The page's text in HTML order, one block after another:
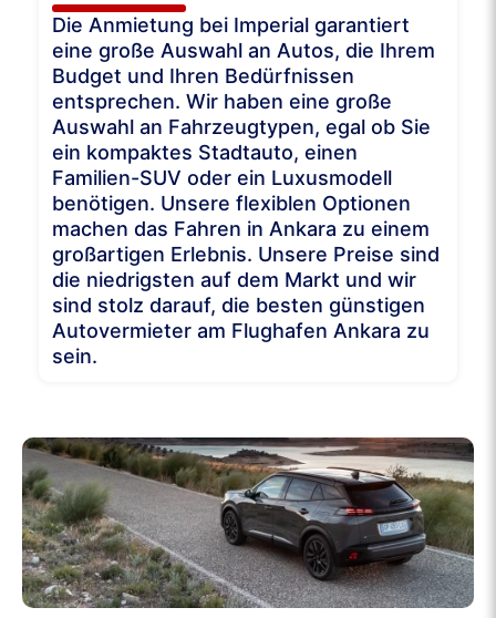
Die Anmietung bei Imperial garantiert
eine große Auswahl an Autos, die Ihrem
Budget und Ihren Bedürfnissen
entsprechen. Wir haben eine große
Auswahl an Fahrzeugtypen, egal ob Sie
ein kompaktes Stadtauto, einen
Familien-SUV oder ein Luxusmodell
benötigen. Unsere flexiblen Optionen
machen das Fahren in Ankara zu einem
großartigen Erlebnis. Unsere Preise sind
die niedrigsten auf dem Markt und wir
sind stolz darauf, die besten günstigen
Autovermieter am Flughafen Ankara zu
sein.